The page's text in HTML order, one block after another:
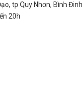
tp Quy Nhơn, Bình Đinh
20h